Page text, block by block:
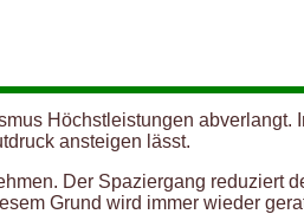
Höchstleistungen abverlangt.
ansteigen lässt.
Der Spaziergang reduziert
Grund wird immer wieder